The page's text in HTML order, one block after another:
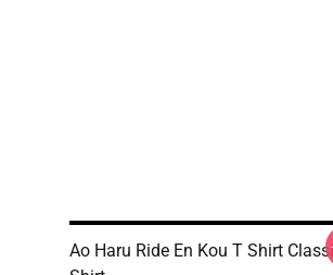
Ao Haru Ride En Kou T Shirt